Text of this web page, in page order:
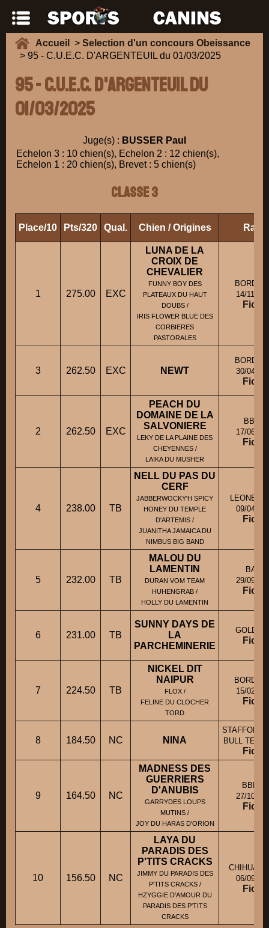
Accueil > Selection d'un concours Obeissance
> 95 - C.U.E.C. D'ARGENTEUIL du 01/03/2025
95 - C.U.E.C. D'ARGENTEUIL du
01/03/2025
Juge(s) : BUSSER Paul
Echelon 3 : 10 chien(s), Echelon 2 : 12 chien(s),
Echelon 1 : 20 chien(s), Brevet : 5 chien(s)
Classe 3
Place/10 Pts/320 Qual. Chien / Origines Race
1 275.00 EXC
LUNA DE LA
CROIX DE
CHEVALIER
FUNNY BOY DES
PLATEAUX DU HAUT
DOUBS /
IRIS FLOWER BLUE DES
CORBIERES
PASTORALES
14/11/
Fiche
3 262.50 EXC NEWT
30/04/
Fiche
2 262.50 EXC
PEACH DU
DOMAINE DE LA
SALVONIERE
LEKY DE LA PLAINE DES
CHEYENNES /
LAIKA DU MUSHER
BBT F
17/06/
Fiche
4 238.00 TB
NELL DU PAS DU
CERF
JABBERWOCKY'H SPICY
HONEY DU TEMPLE
D'ARTEMIS /
JUANITHA JAMAICA DU
NIMBUS BIG BAND
09/04/
Fiche
5 232.00 TB
MALOU DU
LAMENTIN
DURAN VOM TEAM
HUHENGRAB /
HOLLY DU LAMENTIN
BA M
29/09/
Fiche
6 231.00 TB
SUNNY DAYS DE
LA
PARCHEMINERIE
Fiche
7 224.50 TB
NICKEL DIT
NAIPUR
FLOX /
FELINE DU CLOCHER
TORD
BORDER
15/02/
Fiche
8 184.50 NC NINA
BULL
Fiche
9 164.50 NC
MADNESS DES
GUERRIERS
D'ANUBIS
GARRYDES LOUPS
MUTINS /
JOY DU HARAS D'ORION
BBM M
27/10/
Fiche
10 156.50 NC
LAYA DU
PARADIS DES
P'TITS CRACKS
JIMMY DU PARADIS DES
P'TITS CRACKS /
HZYGGIE D'AMOUR DU
PARADIS DES P'TITS
CRACKS
06/09/
Fiche